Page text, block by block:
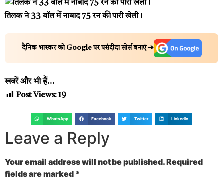
तिलक ने 33 बॉल में नाबाद 75 रन की पारी खेली।
दैनिक भास्कर को Google पर पसंदीदा सोर्स बनाएं ➔
खबरें और भी हैं…
Post Views:19
WhatsApp Facebook Twitter LinkedIn
Leave a Reply
Your email address will not be published.Required
fields are marked *